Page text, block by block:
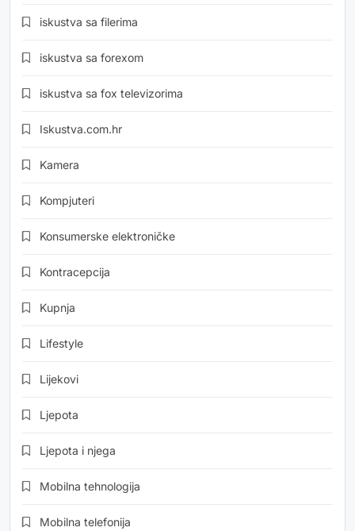
iskustva sa filerima
iskustva sa forexom
iskustva sa fox televizorima
Iskustva.com.hr
Kamera
Kompjuteri
Konsumerske elektroničke
Kontracepcija
Kupnja
Lifestyle
Lijekovi
Ljepota
Ljepota i njega
Mobilna tehnologija
Mobilna telefonija